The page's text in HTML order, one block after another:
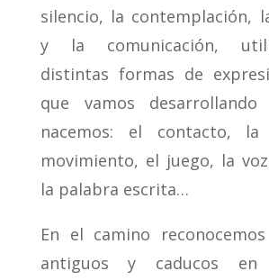
silencio, la contemplación,
y la comunicación,
distintas formas de
que vamos
nacemos: el contacto,
movimiento, el juego, la
la palabra escrita…
En el camino
antiguos y caducos